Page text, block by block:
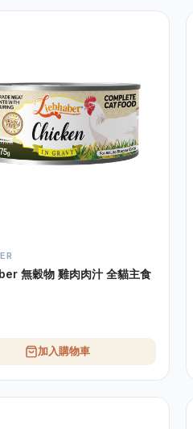
無穀物 雞肉肉汁 全貓主食
加入購物車